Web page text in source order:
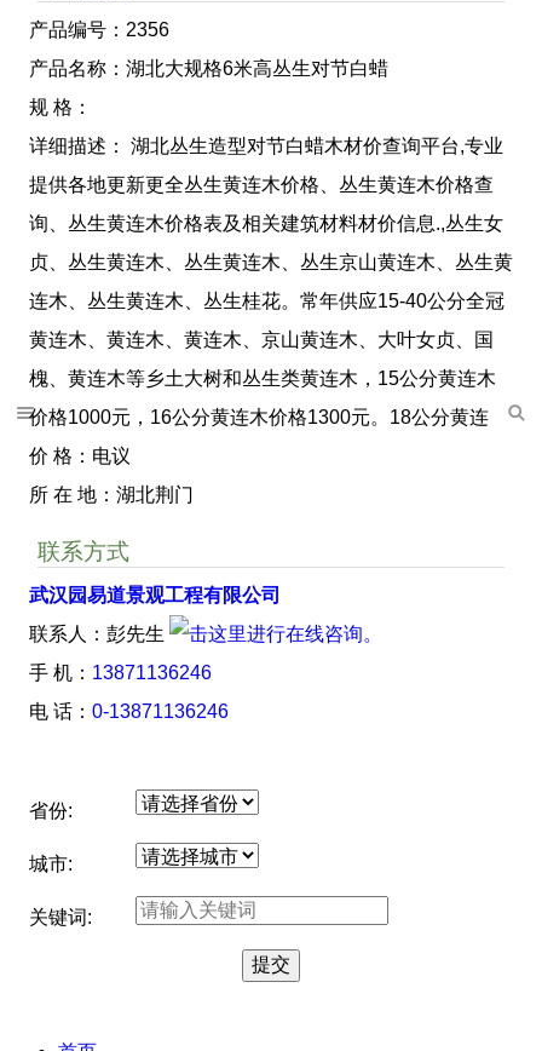
产品编号：2356
产品名称：湖北大规格6米高丛生对节白蜡
规 格：
详细描述： 湖北丛生造型对节白蜡木材价查询平台,专业
提供各地更新更全丛生黄连木价格、丛生黄连木价格查
询、丛生黄连木价格表及相关建筑材料材价信息.,丛生女
贞、丛生黄连木、丛生黄连木、丛生京山黄连木、丛生黄
连木、丛生黄连木、丛生桂花。常年供应15-40公分全冠
黄连木、黄连木、黄连木、京山黄连木、大叶女贞、国
槐、黄连木等乡土大树和丛生类黄连木，15公分黄连木
价格1000元，16公分黄连木价格1300元。18公分黄连
价 格：电议
所 在 地：湖北荆门
联系方式
武汉园易道景观工程有限公司
联系人：彭先生
手 机： 13871136246
电 话： 0-13871136246
省份:
城市:
关键词: